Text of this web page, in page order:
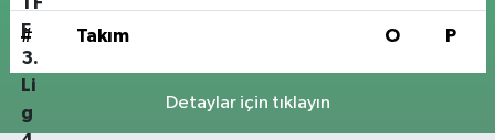
# Takım O P
Detaylar için tıklayın